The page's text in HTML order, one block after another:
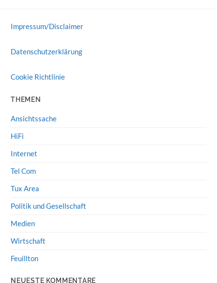
Impressum/Disclaimer
Datenschutzerklärung
Cookie Richtlinie
THEMEN
Ansichtssache
HiFi
Internet
Tel Com
Tux Area
Politik und Gesellschaft
Medien
Wirtschaft
Feuillton
NEUESTE KOMMENTARE